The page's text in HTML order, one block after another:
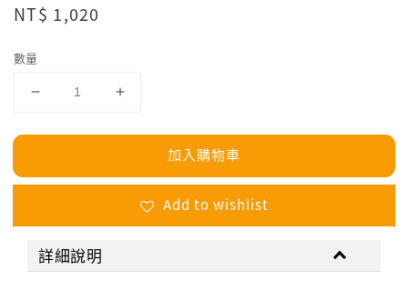
Regular
NT$ 1,020
數量
加入購物車
Add to wishlist
詳細說明